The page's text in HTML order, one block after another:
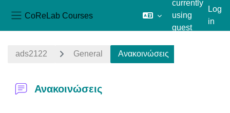
CoReLab Courses
currently
using
guest
Log
in
ads2122 General Ανακοινώσεις
Ανακοινώσεις